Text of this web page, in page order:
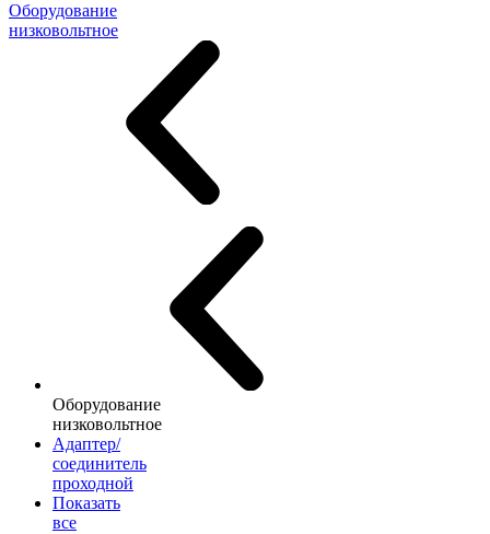
Оборудование
низковольтное
Оборудование
низковольтное
Адаптер/
соединитель
проходной
Показать
все